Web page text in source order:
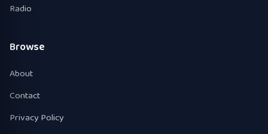
Radio
Browse
About
Contact
Privacy Policy